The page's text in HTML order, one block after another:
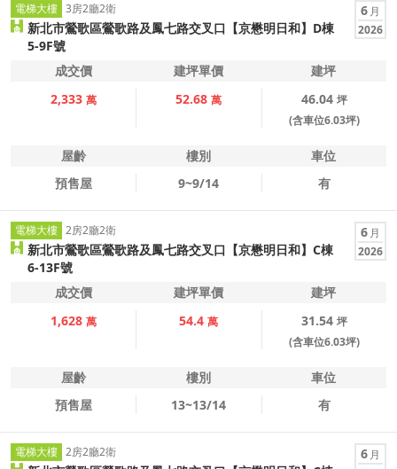
電梯大樓 3房2廳2衛
新北市鶯歌區鶯歌路及鳳七路交叉口【京懋明日和】D棟
5-9F號
6 月
2026
成交價 建坪單價
建坪
2,333 萬 52.68 萬 46.04 坪
(含車位6.03坪)
屋齡 樓別
車位
預售屋
9~9/14 有
電梯大樓 2房2廳2衛
新北市鶯歌區鶯歌路及鳳七路交叉口【京懋明日和】C棟
6-13F號
6 月
2026
成交價 建坪單價
建坪
1,628 萬 54.4 萬 31.54 坪
(含車位6.03坪)
屋齡 樓別
車位
預售屋
13~13/14 有
電梯大樓 2房2廳2衛 6 月